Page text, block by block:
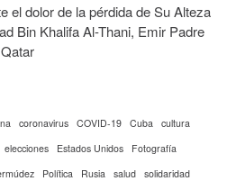
el dolor de la pérdida de Su Alteza
Bin Khalifa Al-Thani, Emir Padre
coronavirus COVID-19 Cuba
cultura
elecciones Estados Unidos
Fotografía
Política Rusia salud solidaridad